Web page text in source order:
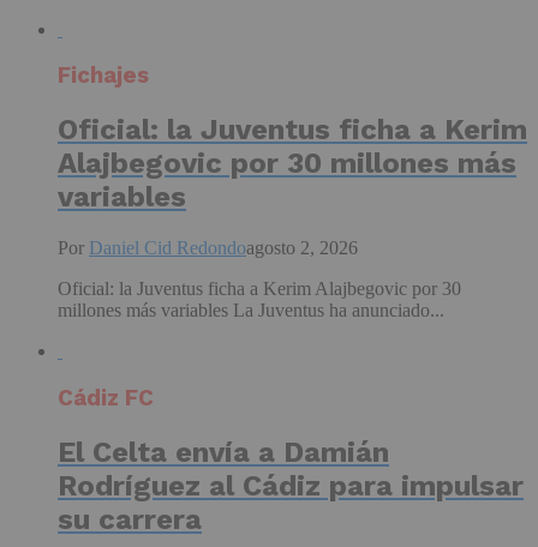
Fichajes
Oficial: la Juventus ficha a Kerim
Alajbegovic por 30 millones más
variables
Por Daniel Cid Redondoagosto 2, 2026
Oficial: la Juventus ficha a Kerim Alajbegovic por 30
millones más variables La Juventus ha anunciado...
Cádiz FC
El Celta envía a Damián
Rodríguez al Cádiz para impulsar
su carrera